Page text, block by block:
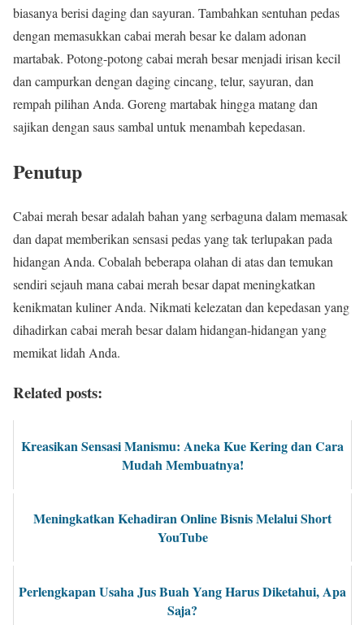
biasanya berisi daging dan sayuran. Tambahkan sentuhan pedas
dengan memasukkan cabai merah besar ke dalam adonan
martabak. Potong-potong cabai merah besar menjadi irisan kecil
dan campurkan dengan daging cincang, telur, sayuran, dan
rempah pilihan Anda. Goreng martabak hingga matang dan
sajikan dengan saus sambal untuk menambah kepedasan.
Penutup
Cabai merah besar adalah bahan yang serbaguna dalam memasak
dan dapat memberikan sensasi pedas yang tak terlupakan pada
hidangan Anda. Cobalah beberapa olahan di atas dan temukan
sendiri sejauh mana cabai merah besar dapat meningkatkan
kenikmatan kuliner Anda. Nikmati kelezatan dan kepedasan yang
dihadirkan cabai merah besar dalam hidangan-hidangan yang
memikat lidah Anda.
Related posts:
Kreasikan Sensasi Manismu: Aneka Kue Kering dan Cara
Mudah Membuatnya!
Meningkatkan Kehadiran Online Bisnis Melalui Short
YouTube
Perlengkapan Usaha Jus Buah Yang Harus Diketahui, Apa
Saja?